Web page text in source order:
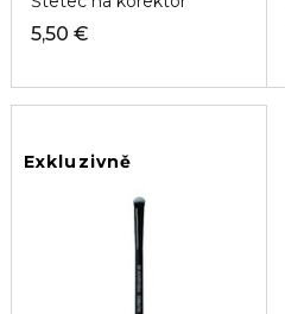
5,50 €
Exkluzivně